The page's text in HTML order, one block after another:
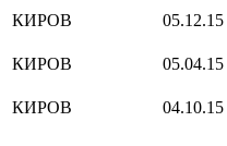
КИРОВ 05.12.15
КИРОВ 05.04.15
КИРОВ 04.10.15